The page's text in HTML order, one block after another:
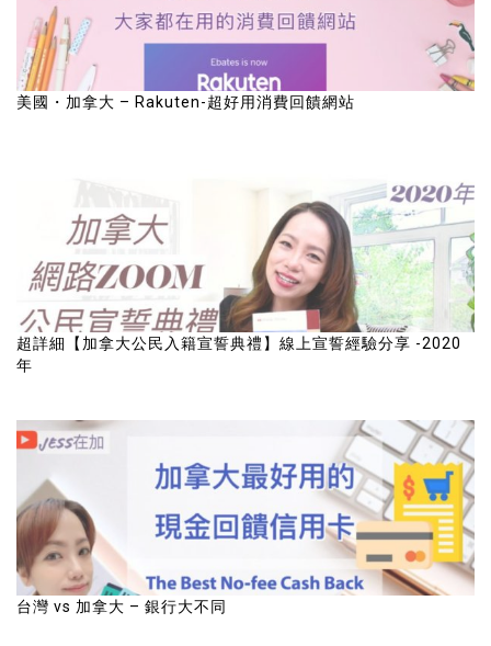
美國・加拿大 – Rakuten-超好用消費回饋網站
超詳細【加拿大公民入籍宣誓典禮】線上宣誓經驗分享 -2020
年
台灣 vs 加拿大 – 銀行大不同